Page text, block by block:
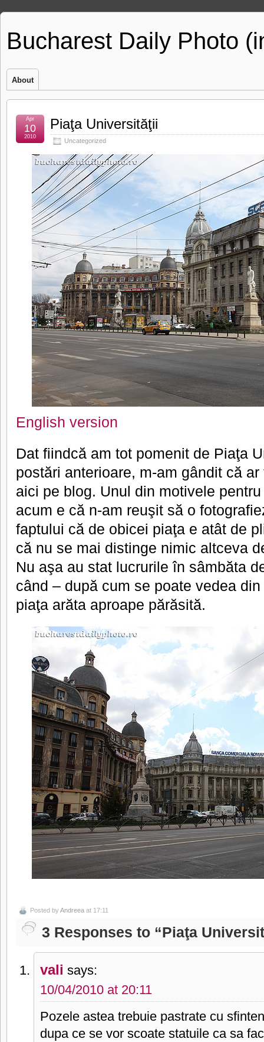
Bucharest Daily Photo
About
Piaţa Universităţii
Uncategorized
Apr
10
2010
English version
Dat fiindcă am tot pomenit de Piaţa
postări anterioare, m-am gândit că
aici pe blog. Unul din motivele
acum e că n-am reuşit să o
faptului că de obicei piaţa e atât de
că nu se mai distinge nimic altceva
Nu aşa au stat lucrurile în sâmbăta
când – după cum se poate vedea
piaţa arăta aproape părăsită.
Posted byAndreea at 17:11
3 Responses to “Piaţa
vali says:
10/04/2010 at 20:11
Pozele astea trebuie pastrate cu
dupa ce se vor scoate statuile ca sa